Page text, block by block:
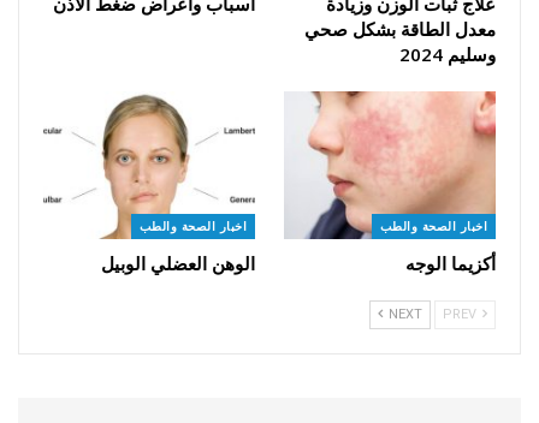
معدل الطاقة بشكل صحي
وسليم 2024
اخبار الصحة والطب
أكزيما الوجه
اخبار الصحة والطب
الوهن العضلي الوبيل
NEXT